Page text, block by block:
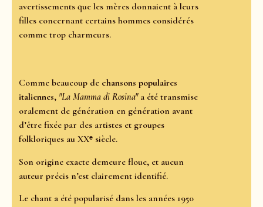
avertissements que les mères donnaient à leurs
filles concernant certains hommes considérés
comme trop charmeurs.
Comme beaucoup de chansons populaires
italiennes, "La Mamma di Rosina"a été transmise
oralement de génération en génération avant
d’être fixée par des artistes et groupes
folkloriques au XXᵉ siècle.
Son origine exacte demeure floue, et aucun
auteur précis n’est clairement identifié.
Le chant a été popularisé dans les années 1950